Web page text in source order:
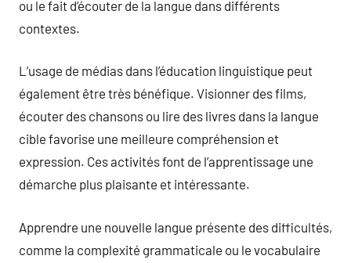
ou le fait d’écouter de la langue dans différents
contextes.
L’usage de médias dans l’éducation linguistique peut
également être très bénéfique. Visionner des films,
écouter des chansons ou lire des livres dans la langue
cible favorise une meilleure compréhension et
expression. Ces activités font de l’apprentissage une
démarche plus plaisante et intéressante.
Apprendre une nouvelle langue présente des difficultés,
comme la complexité grammaticale ou le vocabulaire